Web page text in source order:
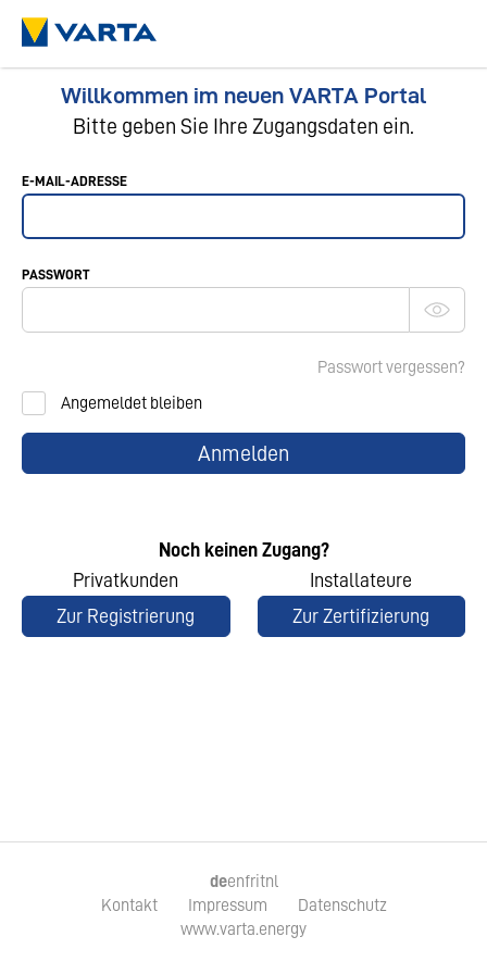
Willkommen im neuen VARTA Portal
Bitte geben Sie Ihre Zugangsdaten ein.
E-MAIL-ADRESSE
PASSWORT
Passwort vergessen?
Angemeldet bleiben
Noch keinen Zugang?
Privatkunden
Zur Registrierung
Installateure
Zur Zertifizierung
deenfritnl
Kontakt
Impressum
Datenschutz
www.varta.energy